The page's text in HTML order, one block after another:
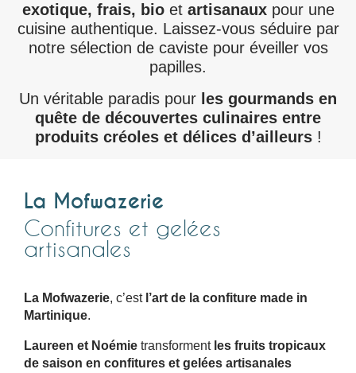
exotique, frais, bioet artisanauxpour une
cuisine authentique. Laissez-vous séduire par
notre sélection de caviste pour éveiller vos
papilles.
Un véritable paradis pour les gourmands en
quête de découvertes culinaires entre
produits créoles et délices d’ailleurs!
La Mofwazerie
Confitures et gelées
artisanales
La Mofwazerie, c’est l’art de la confiture made in
Martinique.
Laureen et Noémie transforment les fruits tropicaux
de saison en confitures et gelées artisanales